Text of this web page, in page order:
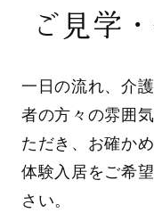
ご見学
一日の流れ、介
者の方々の雰囲
ただき、お確か
体験入居をご希
さい。